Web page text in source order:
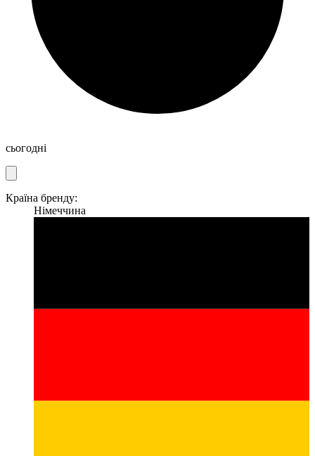
сьогодні
Країна бренду:
Німеччина